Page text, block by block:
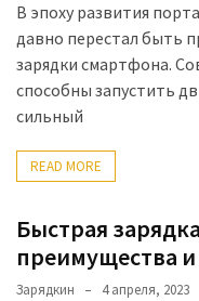
Повербанк
для
айфон
MOST
USED
Powerbank
(8)
В эпоху развития
давно перестал быть
зарядки смартфона.
способны запустить
сильный
READ MORE
Быстрая
преимущества
Зарядкин 4 апреля, 2023